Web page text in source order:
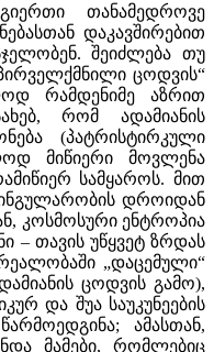
თანამედროვე
დაკავშირებით
შეიძლება თუ
ცოდვის“
რამდენიმე აზრით
რომ ადამიანის
(პატრისტირკული
მიწიერი მოვლენა
სამყაროს. მით
დროიდან
კოსმოსური ენტროპია
– თავის უწყვეტ ზრდას
„დაცემული“
ცოდვის გამო),
და შუა საუკუნეების
ამასთან,
მამები, რომლებიც